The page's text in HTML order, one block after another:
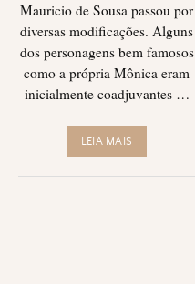
Mauricio de Sousa passou por
diversas modificações. Alguns
dos personagens bem famosos
como a própria Mônica eram
inicialmente coadjuvantes …
LEIA MAIS